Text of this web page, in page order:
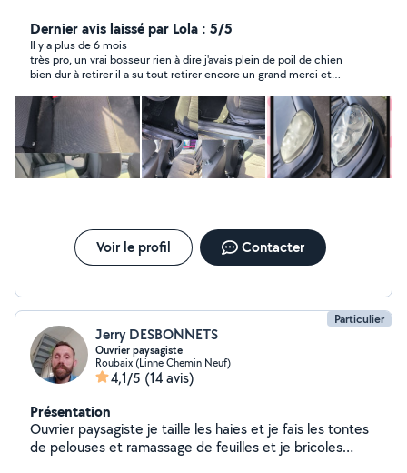
etc.. Zéro six - soixante trois - quatre.vingt cinq -
quatre.vingt quinze - dix huit
Dernier avis laissé par Lola : 5/5
Il y a plus de 6 mois
très pro, un vrai bosseur rien à dire j'avais plein de poil de chien
bien dur à retirer il a su tout retirer encore un grand merci et
Voir le profil Contacter
Particulier
Jerry DESBONNETS
Ouvrier paysagiste
Roubaix (Linne Chemin Neuf)
4,1/5 (14 avis)
Présentation
Ouvrier paysagiste je taille les haies et je fais les tontes
de pelouses et ramassage de feuilles et je bricoles